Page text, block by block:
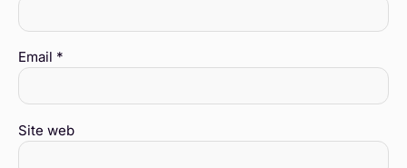
Email *
Site web